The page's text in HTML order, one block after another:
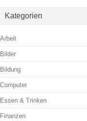
Kategorien
Arbeit
Bilder
Bildung
Computer
Essen & Trinken
Finanzen